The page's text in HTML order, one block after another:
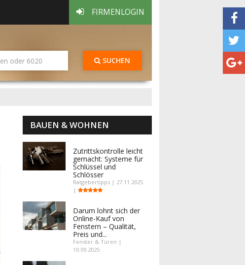
FIRMENLOGIN
SUCHEN
BAUEN & WOHNEN
Zutrittskontrolle leicht
gemacht: Systeme für
Schlüssel und
Schlösser
Ratgebertipps | 27.11.2025
|
Darum lohnt sich der
Online-Kauf von
Fenstern – Qualität,
Preis und...
Fenster & Türen |
10.09.2025